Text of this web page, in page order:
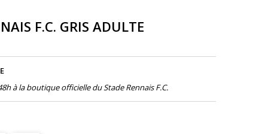
F.C. GRIS ADULTE
à la boutique officielle du Stade Rennais F.C.